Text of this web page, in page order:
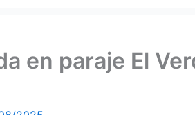
en paraje El